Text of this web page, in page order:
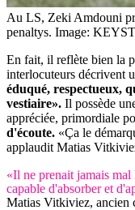
Au LS, Zeki Amdouni
penaltys. Image:
En fait, il reflète bien la
interlocuteurs décrivent
éduqué, respectueux,
vestiaire». Il possède
appréciée, primordiale
d'écoute. «Ça le
applaudit Matias
«Il ne prenait jamais mal
capable d'absorber et
Matias Vitkiviez, ancien